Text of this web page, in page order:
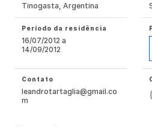
Tinogasta, Argentina
Período da residência
16/07/2012 a
14/09/2012
Contato
leandrotartaglia@gmail.co
m